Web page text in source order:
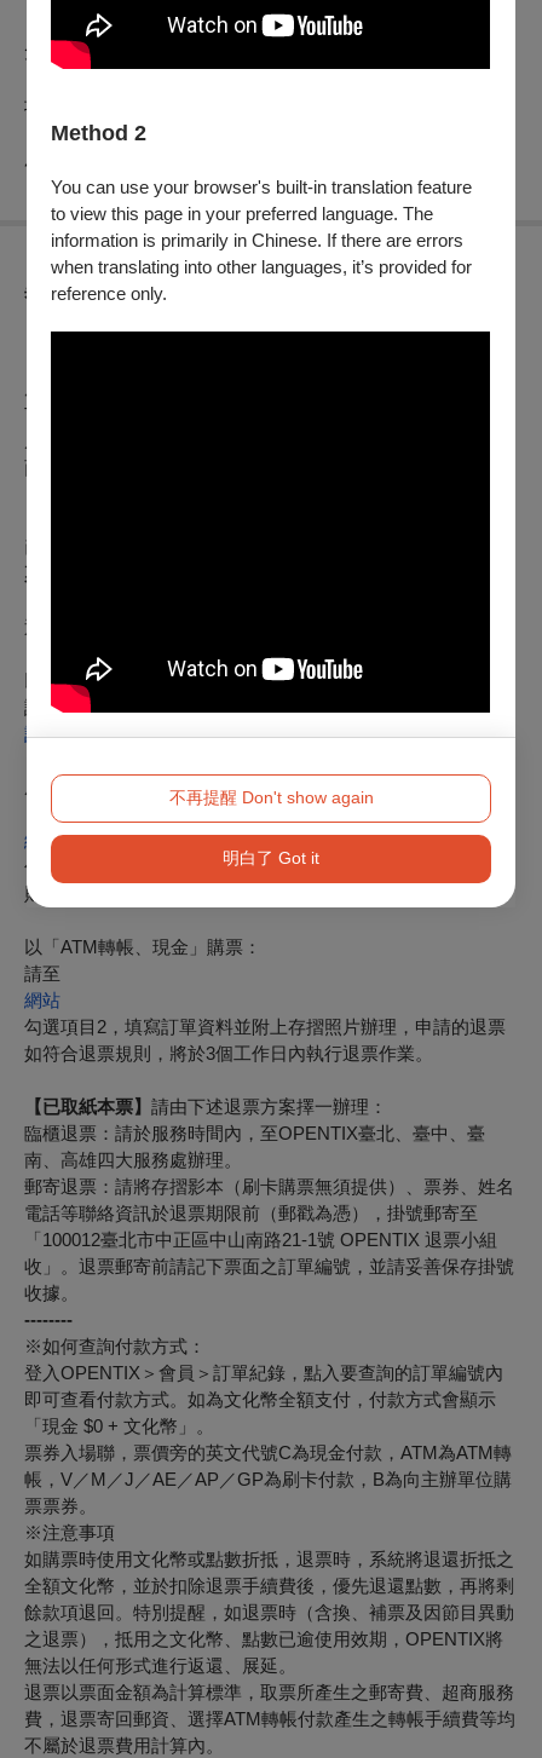
Method 2
You can use your browser's built-in translation feature
to view this page in your preferred language. The
information is primarily in Chinese. If there are errors
when translating into other languages, it’s provided for
reference only.
不再提醒 Don't show again
明白了 Got it
※ 活動時長為 3 小時，請於活動開始前 5 分鐘前完成驗票以
免延誤入場。
場時填寫問卷，以利與你分享。
※ 購票並參與本活動，出席者視同同意臺北表演藝術中心使
異動公告
【OPENTIX節目延期公告】（公告日期2026年7月10日）
TPAC會員限定：《身體的隱形連線》表演體驗課，因受到巴
面停班停課，為考量民眾安全，將延期至
已購票觀眾可持原票券入場，
票
退票辦法如下：
【電子票或尚未取紙本票】
以「信用卡、行動支付、文化幣全額支付」購票：
請使用OPENTIX線上退訂單功能，至會員＞
訂單紀錄
成退訂。
※購買團票、套票或無法使用退訂單功能時，請至
網站
勾選項目1，填寫訂單資料辦理。申請的退票如符合退票規
則，將於3個工作日內執行退票作業。
以「ATM轉帳、現金」購票：
請至
網站
勾選項目2，填寫訂單資料並附上存摺照片辦理，申請的退票
如符合退票規則，將於3個工作日內執行退票作業。
【已取紙本票】 請由下述退票方案擇一辦理：
臨櫃退票：請於服務時間內，至OPENTIX臺北、臺中、臺
南、高雄四大服務處辦理。
郵寄退票：請將存摺影本（刷卡購票無須提供）、票券、姓名
電話等聯絡資訊於退票期限前（郵戳為憑），掛號郵寄至
「100012臺北市中正區中山南路21-1號 OPENTIX 退票小組
收」。退票郵寄前請記下票面之訂單編號，並請妥善保存掛號
收據。
--------
※如何查詢付款方式：
登入OPENTIX＞會員＞訂單紀錄，點入要查詢的訂單編號內
即可查看付款方式。如為文化幣全額支付，付款方式會顯示
「現金 $0 + 文化幣」。
票券入場聯，票價旁的英文代號C為現金付款，ATM為ATM轉
帳，V／M／J／AE／AP／GP為刷卡付款，B為向主辦單位購
票票券。
※注意事項
如購票時使用文化幣或點數折抵，退票時，系統將退還折抵之
全額文化幣，並於扣除退票手續費後，優先退還點數，再將剩
餘款項退回。特別提醒，如退票時（含換、補票及因節目異動
之退票），抵用之文化幣、點數已逾使用效期，OPENTIX將
無法以任何形式進行返還、展延。
退票以票面金額為計算標準，取票所產生之郵寄費、超商服務
費，退票寄回郵資、選擇ATM轉帳付款產生之轉帳手續費等均
不屬於退票費用計算內。